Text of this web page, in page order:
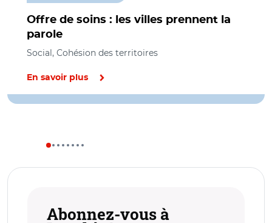
Offre de soins : les villes prennent la
parole
Social, Cohésion des territoires
En savoir plus
Abonnez-vous à